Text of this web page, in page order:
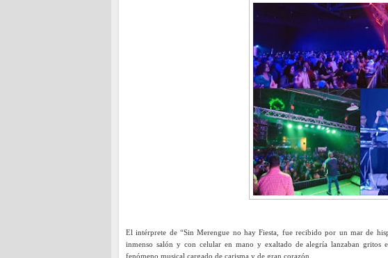
El intérprete de “Sin Merengue no hay Fiesta, fue recibido por un mar de
inmenso salón y con celular en mano y exaltado de alegría lanzaban gritos
fenómeno musical cargado de carisma y de gran corazón.